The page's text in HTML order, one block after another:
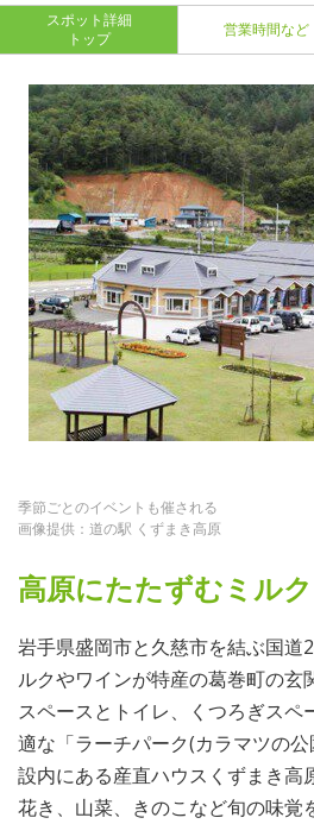
スポット詳細
トップ
営業時間など
季節ごとのイベントも催される
画像提供：道の駅 くずまき高原
高原にたたずむミル
岩手県盛岡市と久慈市を結ぶ国道
ルクやワインが特産の葛巻町の玄
スペースとトイレ、くつろぎスペ
適な「ラーチパーク(カラマツの
設内にある産直ハウスくずまき高
花き、山菜、きのこなど旬の味覚